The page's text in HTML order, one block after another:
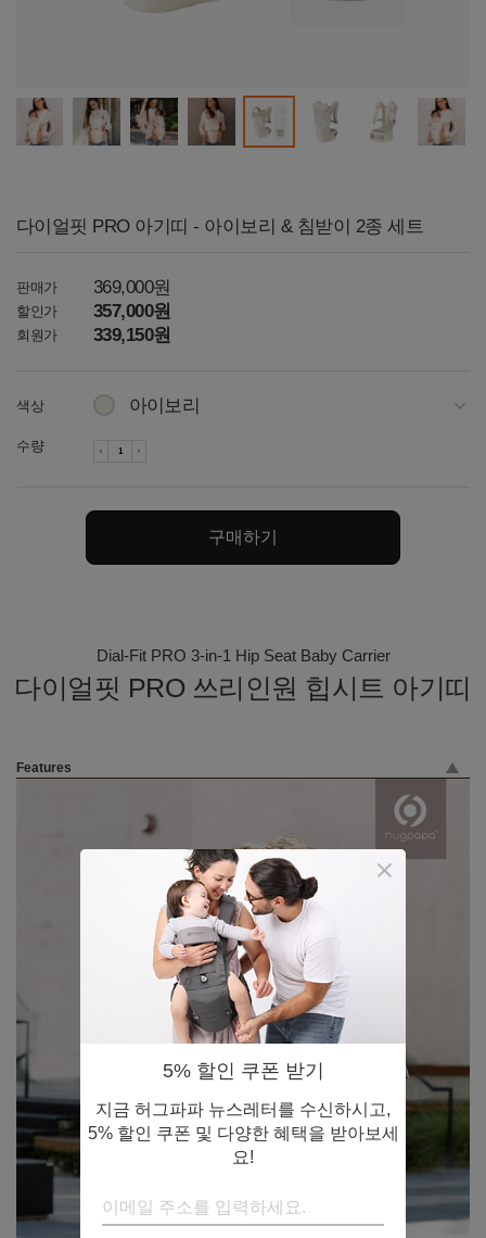
다이얼핏 PRO 아기띠 - 아이보리 & 침받이 2종 세트
판매가 369,000원
할인가 357,000원
회원가 339,150원
색상
아이보리
토프 / 그레이
수량
구매하기
Dial-Fit PRO 3-in-1 Hip Seat Baby Carrier
다이얼핏 PRO 쓰리인원 힙시트 아기띠
Features
5% 할인 쿠폰 받기
지금 허그파파 뉴스레터를 수신하시고,
5% 할인 쿠폰 및 다양한 혜택을 받아보세
요!